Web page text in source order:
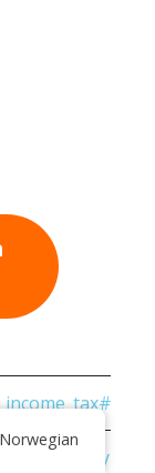
property-
Norwegian